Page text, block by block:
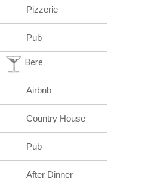
Pizzerie
Pub
Bere
Airbnb
Country House
Pub
After Dinner